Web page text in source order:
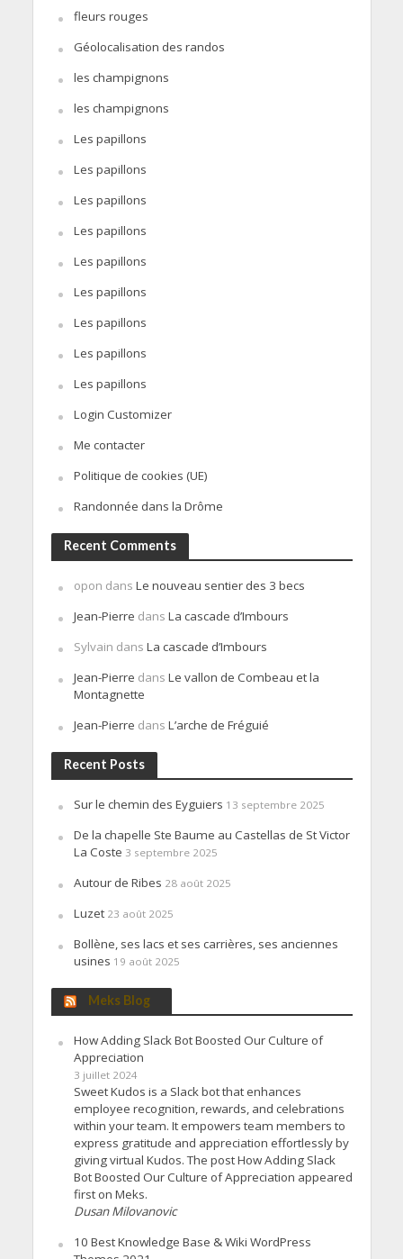
fleurs rouges
Géolocalisation des randos
les champignons
les champignons
Les papillons
Les papillons
Les papillons
Les papillons
Les papillons
Les papillons
Les papillons
Les papillons
Les papillons
Login Customizer
Me contacter
Politique de cookies (UE)
Randonnée dans la Drôme
Recent Comments
opon dans Le nouveau sentier des 3 becs
Jean-Pierre dans La cascade d’Imbours
Sylvain dans La cascade d’Imbours
Jean-Pierre dans Le vallon de Combeau et la
Montagnette
Jean-Pierre dans L’arche de Fréguié
Recent Posts
Sur le chemin des Eyguiers 13 septembre 2025
De la chapelle Ste Baume au Castellas de St Victor
La Coste 3 septembre 2025
Autour de Ribes 28 août 2025
Luzet 23 août 2025
Bollène, ses lacs et ses carrières, ses anciennes
usines 19 août 2025
Meks Blog
How Adding Slack Bot Boosted Our Culture of
Appreciation
3 juillet 2024
Sweet Kudos is a Slack bot that enhances
employee recognition, rewards, and celebrations
within your team. It empowers team members to
express gratitude and appreciation effortlessly by
giving virtual Kudos. The post How Adding Slack
Bot Boosted Our Culture of Appreciation appeared
first on Meks.
Dusan Milovanovic
10 Best Knowledge Base & Wiki WordPress